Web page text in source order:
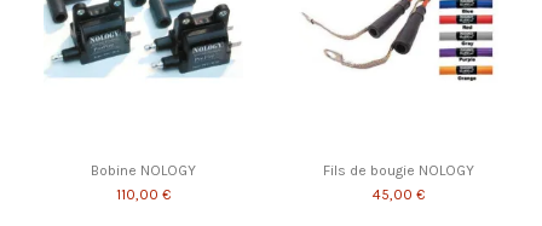
Bobine NOLOGY
110,00 €
Fils de bougie NOLOGY
45,00 €